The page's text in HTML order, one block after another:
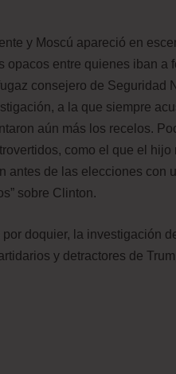
y Moscú apareció en
entre quienes iban a
consejero de Seguridad
a la que siempre
aún más los recelos.
como el que el hijo
antes de las elecciones con
sobre Clinton.
doquier, la investigación
y detractores de